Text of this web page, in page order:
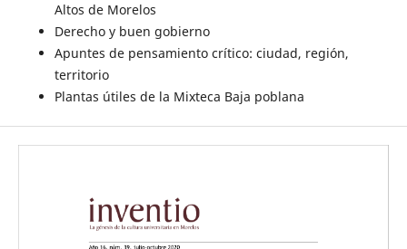
Altos de Morelos
Derecho y buen gobierno
Apuntes de pensamiento crítico: ciudad, región,
territorio
Plantas útiles de la Mixteca Baja poblana